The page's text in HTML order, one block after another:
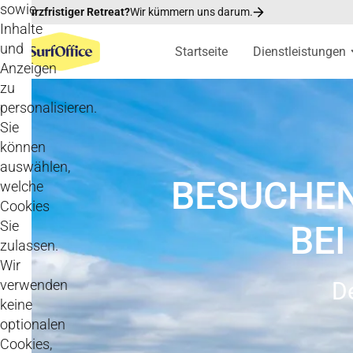
sowie
Inhalte
und
Anzeigen
zu
personalisieren.
Sie
können
auswählen,
welche
Cookies
Sie
zulassen.
Wir
verwenden
keine
optionalen
Cookies,
Kurzfristiger Retreat?Wir kümmern uns darum.
Startseite Dienstleistungen